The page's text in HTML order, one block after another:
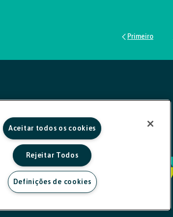
Aceitar todos os cookies
Rejeitar Todos
Definições de cookies